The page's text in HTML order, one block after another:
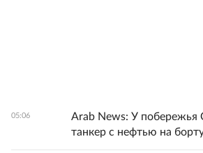
05:06
Arab News: У побережья
танкер с нефтью на